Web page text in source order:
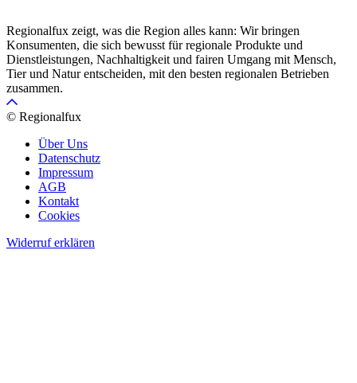
Regionalfux zeigt, was die Region alles kann: Wir bringen
Konsumenten, die sich bewusst für regionale Produkte und
Dienstleistungen, Nachhaltigkeit und fairen Umgang mit Mensch,
Tier und Natur entscheiden, mit den besten regionalen Betrieben
zusammen.
© Regionalfux
Über Uns
Datenschutz
Impressum
AGB
Kontakt
Cookies
Widerruf erklären